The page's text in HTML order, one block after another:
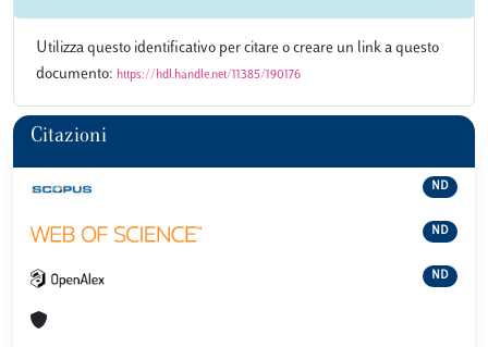
Utilizza questo identificativo per citare o creare un link a questo
documento: https://hdl.handle.net/11385/190176
Citazioni
ND
ND
ND